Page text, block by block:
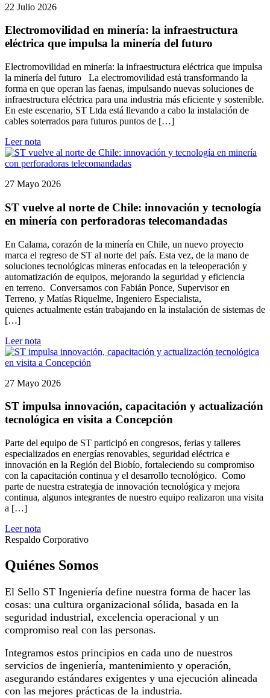
22 Julio 2026
Electromovilidad en minería: la infraestructura
eléctrica que impulsa la minería del futuro
Electromovilidad en minería: la infraestructura eléctrica que impulsa
la minería del futuro La electromovilidad está transformando la
forma en que operan las faenas, impulsando nuevas soluciones de
infraestructura eléctrica para una industria más eficiente y sostenible.
En este escenario, ST Ltda está llevando a cabo la instalación de
cables soterrados para futuros puntos de […]
Leer nota
27 Mayo 2026
ST vuelve al norte de Chile: innovación y tecnología
en minería con perforadoras telecomandadas
En Calama, corazón de la minería en Chile, un nuevo proyecto
marca el regreso de ST al norte del país. Esta vez, de la mano de
soluciones tecnológicas mineras enfocadas en la teleoperación y
automatización de equipos, mejorando la seguridad y eficiencia
en terreno. Conversamos con Fabián Ponce, Supervisor en
Terreno, y Matías Riquelme, Ingeniero Especialista,
quienes actualmente están trabajando en la instalación de sistemas de
[…]
Leer nota
27 Mayo 2026
ST impulsa innovación, capacitación y actualización
tecnológica en visita a Concepción
Parte del equipo de ST participó en congresos, ferias y talleres
especializados en energías renovables, seguridad eléctrica e
innovación en la Región del Biobío, fortaleciendo su compromiso
con la capacitación continua y el desarrollo tecnológico. Como
parte de nuestra estrategia de innovación tecnológica y mejora
continua, algunos integrantes de nuestro equipo realizaron una visita
a […]
Leer nota
Respaldo Corporativo
Quiénes Somos
El Sello ST Ingeniería define nuestra forma de hacer las
cosas: una cultura organizacional sólida, basada en la
seguridad industrial, excelencia operacional y un
compromiso real con las personas.
Integramos estos principios en cada uno de nuestros
servicios de ingeniería, mantenimiento y operación,
asegurando estándares exigentes y una ejecución alineada
con las mejores prácticas de la industria.